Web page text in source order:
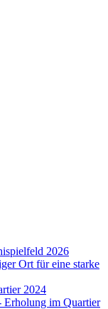
2026
Ort für eine starke
2024
im Quartier